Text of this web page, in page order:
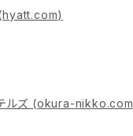
hyatt.com)
ルズ (okura-nikko.com